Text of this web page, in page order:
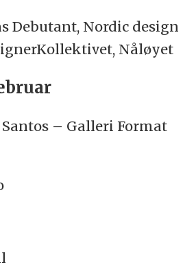
Debutant, Nordic design
Nåløyet
Santos – Galleri Format